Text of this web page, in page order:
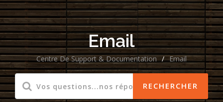
Email
Centre De Support & Documentation / Email